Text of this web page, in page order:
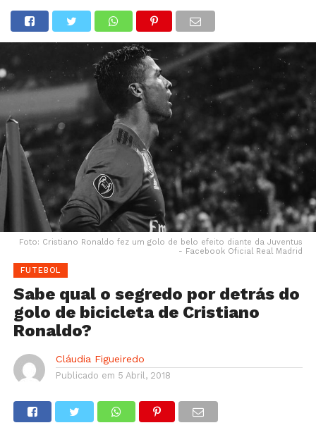
Foto: Cristiano Ronaldo fez um golo de belo efeito diante da Juventus
- Facebook Oficial Real Madrid
FUTEBOL
Sabe qual o segredo por detrás do
golo de bicicleta de Cristiano
Ronaldo?
Cláudia Figueiredo
Publicado em 5 Abril, 2018